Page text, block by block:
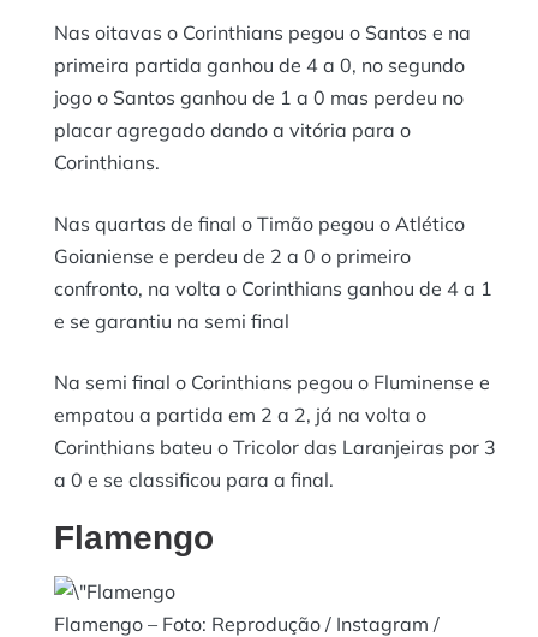
Nas oitavas o Corinthians pegou o Santos e na
primeira partida ganhou de 4 a 0, no segundo
jogo o Santos ganhou de 1 a 0 mas perdeu no
placar agregado dando a vitória para o
Corinthians.
Nas quartas de final o Timão pegou o Atlético
Goianiense e perdeu de 2 a 0 o primeiro
confronto, na volta o Corinthians ganhou de 4 a 1
e se garantiu na semi final
Na semi final o Corinthians pegou o Fluminense e
empatou a partida em 2 a 2, já na volta o
Corinthians bateu o Tricolor das Laranjeiras por 3
a 0 e se classificou para a final.
Flamengo
Flamengo – Foto: Reprodução / Instagram /